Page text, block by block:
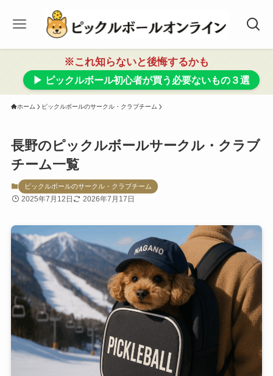
※これ知らないと後悔するかも
▶ ピックルボール初心者が買う必要ないもの３選
ホーム ピックルボールのサークル・クラブチーム
長野のピックルボールサークル・クラブ
チーム一覧
ピックルボールのサークル・クラブチーム
2025年7月12日 2026年7月17日